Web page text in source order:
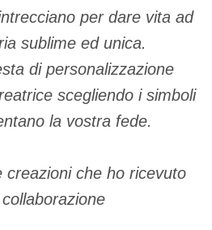
per dare vita ad
sublime ed unica.
di personalizzazione
scegliendo i simboli
la vostra fede.
creazioni che ho ricevuto